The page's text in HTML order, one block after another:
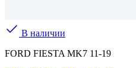
В наличии
FORD FIESTA MK7 11-19